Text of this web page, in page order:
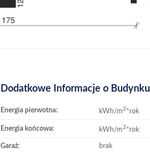
Dodatkowe Informacje o Budynku
Energia pierwotna: kWh/m2*rok
Energia końcowa: kWh/m2*rok
Garaż: brak